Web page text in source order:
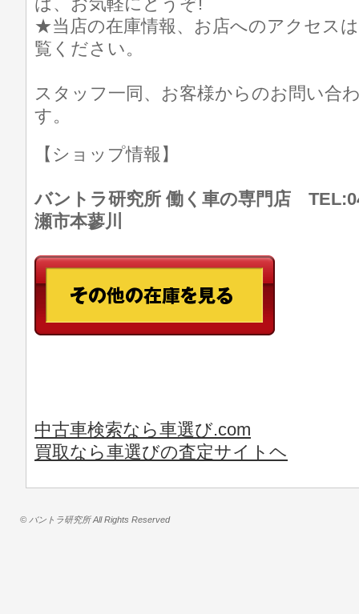
★当店の在庫情報、お店へのアクセス
覧ください。
スタッフ一同、お客様からのお問い合
す。
【ショップ情報】
バントラ研究所 働く車の専門店
瀬市本蓼川
中古車検索なら車選び.com
買取なら車選びの査定サイトヘ
© バントラ研究所 All Rights Reserved